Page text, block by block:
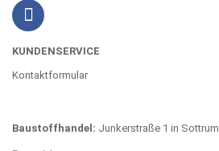
KUNDENSERVICE
Kontaktformular
Baustoffhandel: Junkerstraße 1 in Sottrum